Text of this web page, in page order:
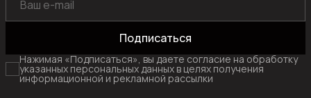
Подписаться
Нажимая «Подписаться», вы даете согласие на обработку
указанных персональных данных в целях получения
информационной и рекламной рассылки